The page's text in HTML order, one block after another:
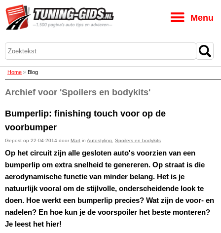
Home Blog
Archief voor 'Spoilers en bodykits'
Bumperlip: finishing touch voor op de
voorbumper
Gepost op 22-04-2014 door Mart in Autostyling Spoilers en bodykits
Op het circuit zijn alle gesloten auto's voorzien van een
bumperlip om extra snelheid te genereren. Op straat is die
aerodynamische functie van minder belang. Het is je
natuurlijk vooral om de stijlvolle, onderscheidende look te
doen. Hoe werkt een bumperlip precies? Wat zijn de voor- en
nadelen? En hoe kun je de voorspoiler het beste monteren?
Je leest het hier!